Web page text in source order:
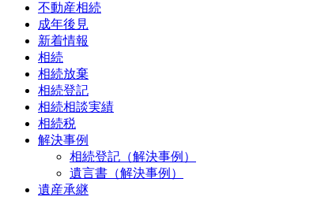
不動産相続
成年後見
新着情報
相続
相続放棄
相続登記
相続相談実績
相続税
解決事例
相続登記（解決事例）
遺言書（解決事例）
遺産承継